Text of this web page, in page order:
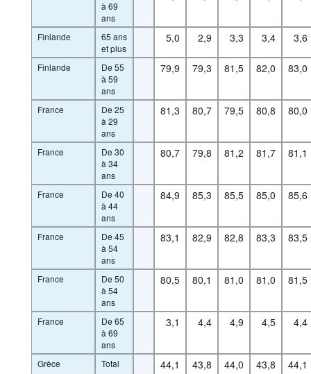
à 69
ans
Finlande
65 ans
et plus
5,0 2,9 3,3 3,4 3,6
Finlande
De 55
à 59
ans
79,9 79,3 81,5 82,0 83,0
France
De 25
à 29
ans
81,3 80,7 79,5 80,8 80,0
France
De 30
à 34
ans
80,7 79,8 81,2 81,7 81,1
France
De 40
à 44
ans
84,9 85,3 85,5 85,0 85,6
France
De 45
à 54
ans
83,1 82,9 82,8 83,3 83,5
France
De 50
à 54
ans
80,5 80,1 81,0 81,0 81,5
France
De 65
à 69
ans
3,1 4,4 4,9 4,5 4,4
Grèce Total 44,1 43,8 44,0 43,8 44,1